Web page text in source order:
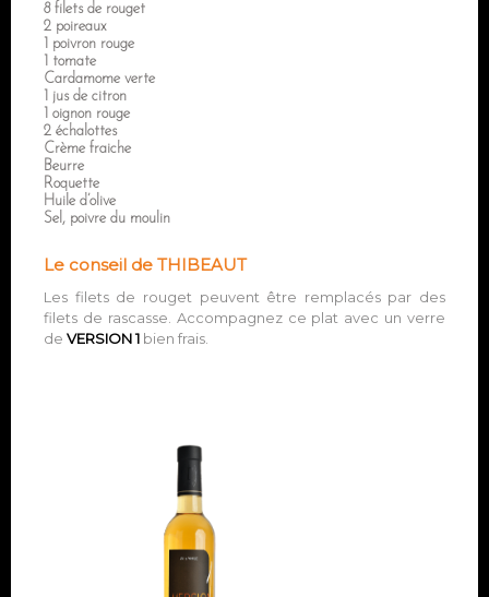
8 filets de rouget
2 poireaux
1 poivron rouge
1 tomate
Cardamome verte
1 jus de citron
1 oignon rouge
2 échalottes
Crème fraiche
Beurre
Roquette
Huile d’olive
Sel, poivre du moulin
Le conseil de THIBEAUT
Les filets de rouget peuvent être remplacés par des
filets de rascasse. Accompagnez ce plat avec un verre
de VERSION 1 bien frais.